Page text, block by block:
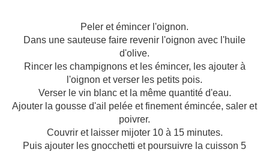
Peler et émincer l'oignon.
Dans une sauteuse faire revenir l'oignon avec l'huile
d'olive.
Rincer les champignons et les émincer, les ajouter à
l'oignon et verser les petits pois.
Verser le vin blanc et la même quantité d'eau.
Ajouter la gousse d'ail pelée et finement émincée, saler et
poivrer.
Couvrir et laisser mijoter 10 à 15 minutes.
Puis ajouter les gnocchetti et poursuivre la cuisson 5